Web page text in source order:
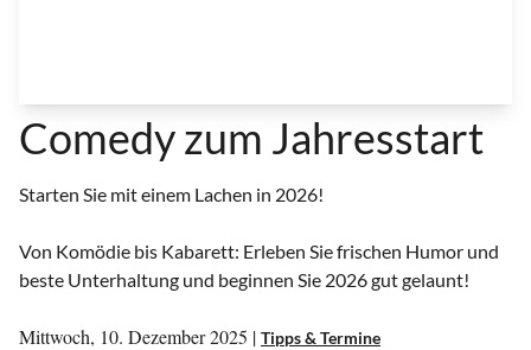
Comedy zum Jahresstart
Starten Sie mit einem Lachen in 2026!
Von Komödie bis Kabarett: Erleben Sie frischen Humor und
beste Unterhaltung und beginnen Sie 2026 gut gelaunt!
Mittwoch, 10. Dezember 2025 | Tipps & Termine